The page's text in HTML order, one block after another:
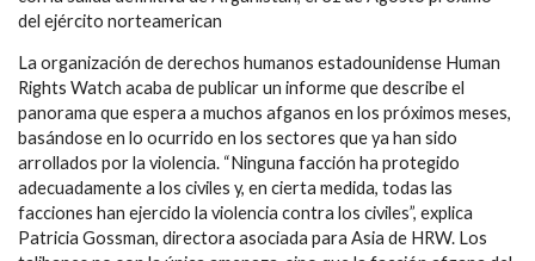
del ejército norteamerican
La organización de derechos humanos estadounidense Human
Rights Watch acaba de publicar un informe que describe el
panorama que espera a muchos afganos en los próximos meses,
basándose en lo ocurrido en los sectores que ya han sido
arrollados por la violencia. “Ninguna facción ha protegido
adecuadamente a los civiles y, en cierta medida, todas las
facciones han ejercido la violencia contra los civiles”, explica
Patricia Gossman, directora asociada para Asia de HRW. Los